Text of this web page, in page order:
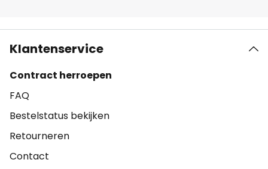
Klantenservice
Contract herroepen
FAQ
Bestelstatus bekijken
Retourneren
Contact